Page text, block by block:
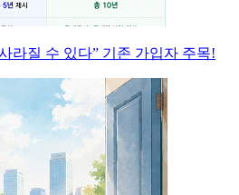
라질 수 있다” 기존 가입자 주목!